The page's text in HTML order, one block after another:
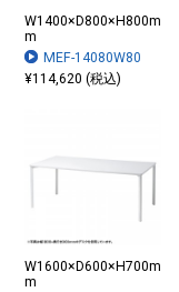
W1400×D800×H800m
m
MEF-14080W80
¥114,620 (税込)
W1600×D600×H700m
m